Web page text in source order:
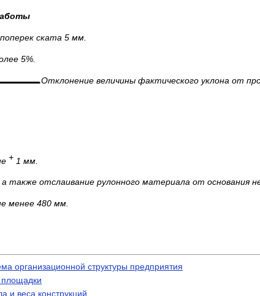
ската 5 мм.
5%.
Отклонение величины фактического уклона от
+ 1 мм.
отслаивание рулонного материала от основания
менее 480 мм.
организационной структуры предприятия
площадки
и веса конструкций